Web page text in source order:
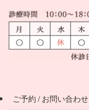
ご予約 / お問い合わせ